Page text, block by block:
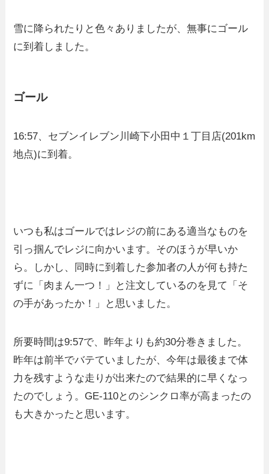
雪に降られたりと色々ありましたが、無事にゴール
に到着しました。
ゴール
16:57、セブンイレブン川崎下小田中１丁目店(201km
地点)に到着。
いつも私はゴールではレジの前にある適当なものを
引っ掴んでレジに向かいます。そのほうが早いか
ら。しかし、同時に到着した参加者の人が何も持た
ずに「肉まん一つ！」と注文しているのを見て「そ
の手があったか！」と思いました。
所要時間は9:57で、昨年よりも約30分巻きました。
昨年は前半でバテていましたが、今年は最後まで体
力を残すような走りが出来たので結果的に早くなっ
たのでしょう。GE-110とのシンクロ率が高まったの
も大きかったと思います。